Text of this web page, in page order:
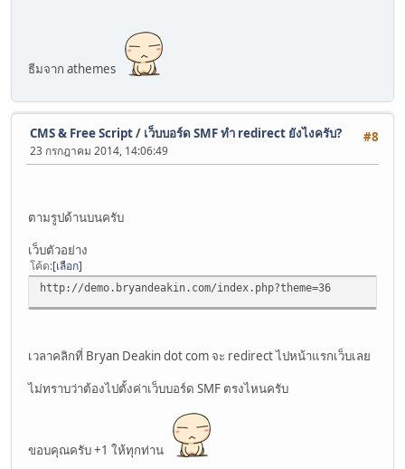
ธีมจาก athemes
#8
CMS & Free Script/ เว็บบอร์ด SMF ทำ redirect ยังไงครับ?
23 กรกฎาคม 2014, 14:06:49
ตามรูปด้านบนครับ
เว็บตัวอย่าง
โค้ด เลือก
http://demo.bryandeakin.com/index.php?theme=36
เวลาคลิกที่ Bryan Deakin dot com จะ redirect ไปหน้าแรกเว็บเลย
ไม่ทราบว่าต้องไปตั้งค่าเว็บบอร์ด SMF ตรงไหนครับ
ขอบคุณครับ +1 ให้ทุกท่าน